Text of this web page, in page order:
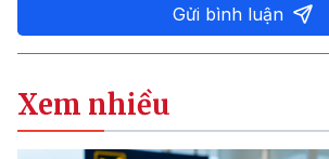
Gửi bình luận
Xem nhiều